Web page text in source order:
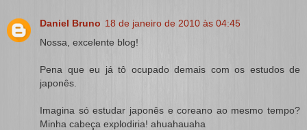
Daniel Bruno 18 de janeiro de 2010 às 04:45
Nossa, excelente blog!
Pena que eu já tô ocupado demais com os estudos de
japonês.
Imagina só estudar japonês e coreano ao mesmo tempo?
Minha cabeça explodiria! ahuahauaha